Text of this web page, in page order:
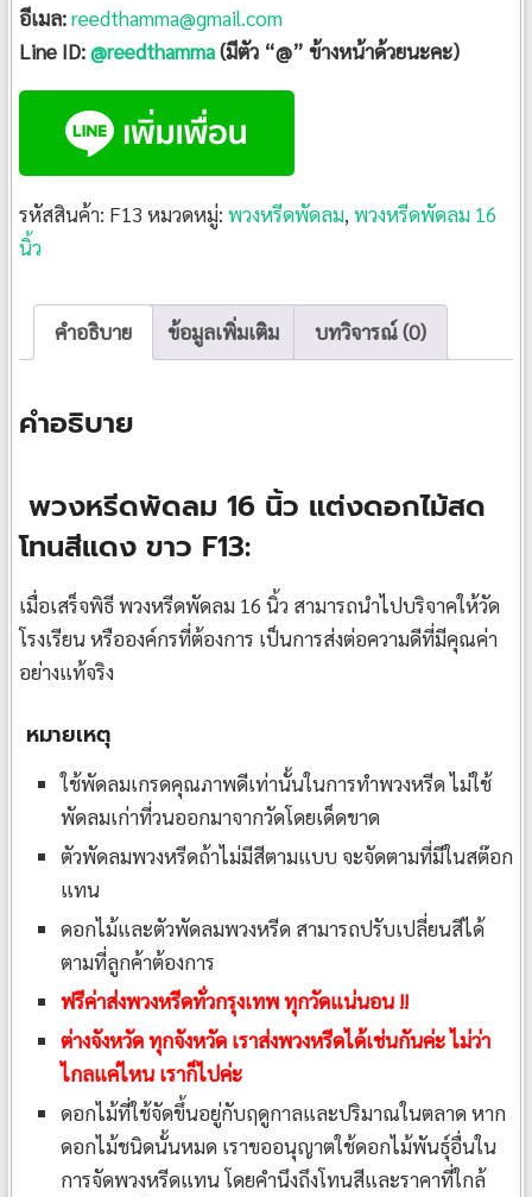
อีเมล:reedthamma@gmail.com
Line ID:@reedthamma(มีตัว “@” ข้างหน้าด้วยนะคะ)
รหัสสินค้า: F13 หมวดหมู่: พวงหรีดพัดลม, พวงหรีดพัดลม 16
นิ้ว
คำอธิบาย ข้อมูลเพิ่มเติม บทวิจารณ์ (0)
คำอธิบาย
พวงหรีดพัดลม 16 นิ้ว แต่งดอกไม้สด
โทนสีแดง ขาว F13:
เมื่อเสร็จพิธี พวงหรีดพัดลม 16 นิ้ว สามารถนำไปบริจาคให้วัด
โรงเรียน หรือองค์กรที่ต้องการ เป็นการส่งต่อความดีที่มีคุณค่า
อย่างแท้จริง
หมายเหตุ
ใช้พัดลมเกรดคุณภาพดีเท่านั้นในการทำพวงหรีด ไม่ใช้
พัดลมเก่าที่วนออกมาจากวัดโดยเด็ดขาด
ตัวพัดลมพวงหรีดถ้าไม่มีสีตามแบบ จะจัดตามที่มีในสต๊อก
แทน
ดอกไม้และตัวพัดลมพวงหรีด สามารถปรับเปลี่ยนสีได้
ตามที่ลูกค้าต้องการ
ฟรีค่าส่งพวงหรีดทั่วกรุงเทพ ทุกวัดแน่นอน !!
ต่างจังหวัด ทุกจังหวัด เราส่งพวงหรีดได้เช่นกันค่ะ ไม่ว่า
ไกลแค่ไหน เราก็ไปค่ะ
ดอกไม้ที่ใช้จัดขึ้นอยู่กับฤดูกาลและปริมาณในตลาด หาก
ดอกไม้ชนิดนั้นหมด เราขออนุญาตใช้ดอกไม้พันธุ์อื่นใน
การจัดพวงหรีดแทน โดยคำนึงถึงโทนสีและราคาที่ใกล้